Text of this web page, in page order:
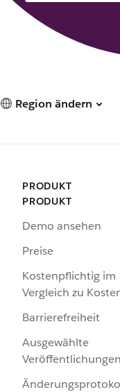
Region ändern
PRODUKT
PRODUKT
Demo ansehen
Preise
Kostenpflichtig im
Vergleich zu
Barrierefreiheit
Ausgewählte
Veröffentlichungen